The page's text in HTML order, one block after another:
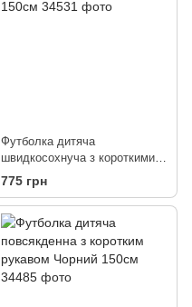
Футболка дитяча
швидкосохнуча з короткими
рукавами Світло-сірий 150см
775 грн